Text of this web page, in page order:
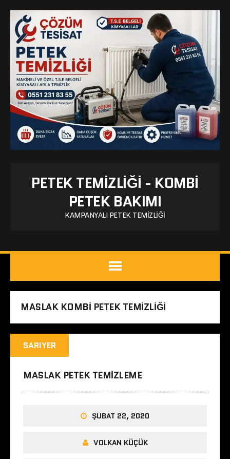
PETEK TEMIZLIĞI - KOMBI
PETEK BAKIMI
KAMPANYALI PETEK TEMIZLIĞI
MASLAK KOMBI PETEK TEMIZLIĞI
SARIYER
MASLAK PETEK TEMIZLEME
ŞUBAT 22, 2020
VOLKAN KÜÇÜK